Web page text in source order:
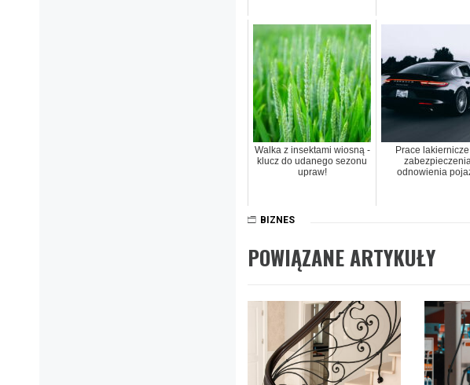
Walka z insektami wiosną -
klucz do udanego sezonu
upraw!
Prace
odnowienia
BIZNES
POWIĄZANE ARTYKUŁY